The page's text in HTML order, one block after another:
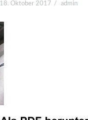
18. Oktober 2017 admin